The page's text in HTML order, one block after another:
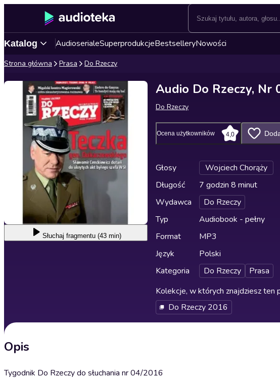
Katalog AudioserialeSuperprodukcjeBestselleryNowości
Strona główna Prasa Do Rzeczy
Słuchaj fragmentu (43 min)
Audio Do Rzeczy, Nr
Do Rzeczy
Ocena użytkowników 4,0
Głosy
Wojciech Chorąży
Długość
7 godzin 8 minut
Wydawca
Do Rzeczy
Typ
Audiobook - pełny
Format
MP3
Język
Polski
Kategoria
Do Rzeczy
Prasa
Kolekcje, w których znajdziesz ten
Do Rzeczy 2016
Opis
Tygodnik Do Rzeczy do słuchania nr 04/2016